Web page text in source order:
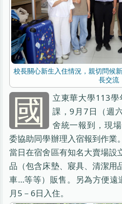
校長關心新生入住情況，親切問候
長交流
國
立東華大學113
課，9月7日（週
舍統一報到，現
委協助同學辦理入宿報到作業
當日在宿舍區有知名大賣場設
品（包含床墊、寢具、清潔用
車…等等）販售。另為方便遠
月5－6日入住。